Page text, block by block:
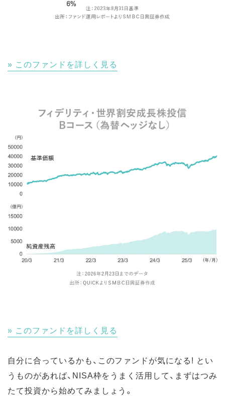
このファンドを詳しく見る
このファンドを詳しく見る
自分に合っているかも、このファンドが気になる! とい
うものがあれば、NISA枠をうまく活用して、まずはつみ
たて投資から始めてみましょう。